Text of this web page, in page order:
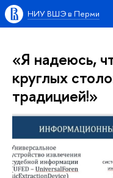
НИУ ВШЭ в Перми
«Я надеюсь,
круглых
традицией!»